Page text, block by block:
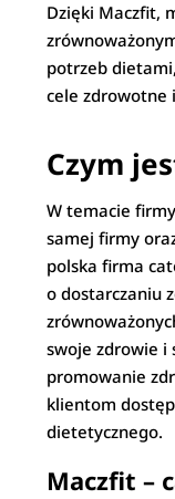
Dzięki Maczfit,
potrzeb
cele zdrowotne
Czym
W temacie firmy
samej firmy
polska firma
o dostarczaniu
swoje zdrowie i
promowanie
klientom
dietetycznego.
Maczfit –